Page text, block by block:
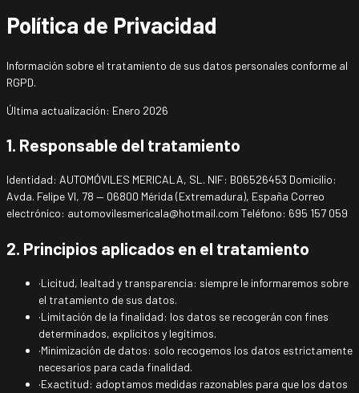
Política de Privacidad
Información sobre el tratamiento de sus datos personales conforme al
RGPD.
Última actualización: Enero 2026
1. Responsable del tratamiento
Identidad: AUTOMÓVILES MERICALA, SL. NIF: B06526453 Domicilio:
Avda. Felipe VI, 78 — 06800 Mérida (Extremadura), España Correo
electrónico: automovilesmericala@hotmail.com Teléfono: 695 157 059
2. Principios aplicados en el tratamiento
·Licitud, lealtad y transparencia: siempre le informaremos sobre
el tratamiento de sus datos.
·Limitación de la finalidad: los datos se recogerán con fines
determinados, explícitos y legítimos.
·Minimización de datos: solo recogemos los datos estrictamente
necesarios para cada finalidad.
·Exactitud: adoptamos medidas razonables para que los datos